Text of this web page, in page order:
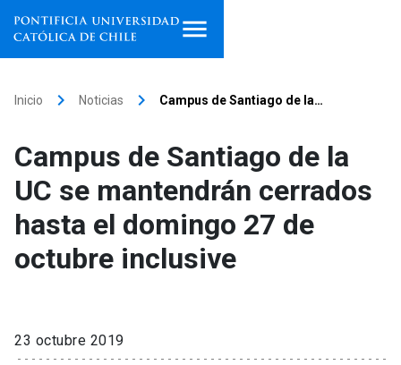
Facultades, escuelas e
institutos
Investigación
Inicio keyboard_arrow_right Noticias keyboard_arrow_right Campus de Santiago de la…
Campus de Santiago de la
UC se mantendrán cerrados
hasta el domingo 27 de
octubre inclusive
23 octubre 2019